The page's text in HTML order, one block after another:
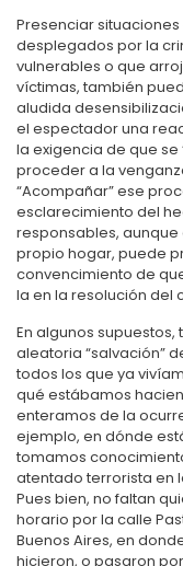
Presenciar
desplegados por la
vulnerables o que
víctimas, también
aludida
el espectador una
la exigencia de que se
proceder a la
“Acompañar” ese
esclarecimiento del
responsables,
propio hogar, puede
convencimiento de
la en la resolución del
En algunos
aleatoria “salvación”
todos los que ya
qué estábamos
enteramos de la
ejemplo, en dónde
tomamos
atentado terrorista en
Pues bien, no faltan
horario por la calle
Buenos Aires, en
hicieron, o pasaron